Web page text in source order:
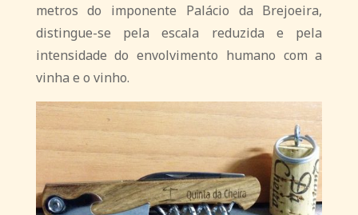
metros do imponente Palácio da Brejoeira,
distingue-se pela escala reduzida e pela
intensidade do envolvimento humano com a
vinha e o vinho.